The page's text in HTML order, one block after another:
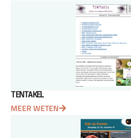
TENTAKEL
MEER WETEN